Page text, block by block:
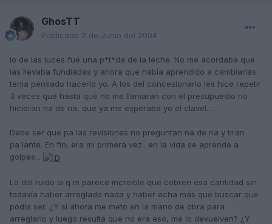
GhosTT
Publicado 2 de Junio del 2004
lo de las luces fue una p*t*da de la leche. No me acordaba que
las llevaba fundiadas y ahora que había aprendido a cambiarlas
tenia pensado hacerlo yo. A los del concesionario les hice repetir
3 veces que hasta que no me llamaran con el presupuesto no
hicieran na de na, que ya me esperaba yo el clavel....
Debe ser que pa las revisiones no preguntan na de na y tiran
pa'lante. En fin, era mi primera vez.. en la vida se aprende a
golpes...
Lo del ruido si q m parece increible que cobren esa cantidad sin
todavía haber arreglado nada y haber echa más que buscar que
podía ser. ¿Y si ahora me meto en la mano de obra para
arreglarlo y luego resulta que no era eso, me lo devuelven? ¿Y